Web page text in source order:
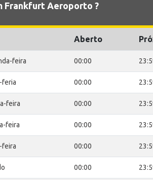
Frankfurt Aeroporto ?
Aberto
feira 00:00
feria 00:00
feira 00:00
feira 00:00
feira 00:00
00:00